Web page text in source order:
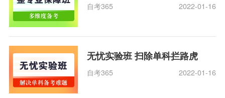
自考365 2022-01-16
无忧实验班 扫除单科拦路虎
自考365 2022-01-16